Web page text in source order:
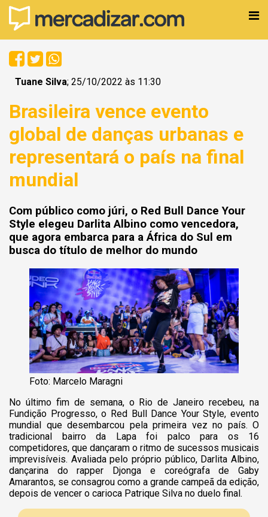
Tuane Silva; 25/10/2022 às 11:30
Brasileira vence evento
global de danças urbanas e
representará o país na final
mundial
Com público como júri, o Red Bull Dance Your
Style elegeu Darlita Albino como vencedora,
que agora embarca para a África do Sul em
busca do título de melhor do mundo
Foto: Marcelo Maragni
No último fim de semana, o Rio de Janeiro recebeu, na
Fundição Progresso, o Red Bull Dance Your Style, evento
mundial que desembarcou pela primeira vez no país. O
tradicional bairro da Lapa foi palco para os 16
competidores, que dançaram o ritmo de sucessos musicais
imprevisíveis. Avaliada pelo próprio público, Darlita Albino,
dançarina do rapper Djonga e coreógrafa de Gaby
Amarantos, se consagrou como a grande campeã da edição,
depois de vencer o carioca Patrique Silva no duelo final.